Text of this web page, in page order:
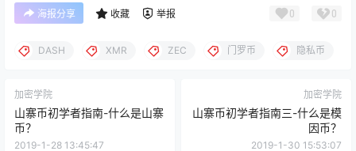
海报分享 收藏 举报 0 0
DASH XMR ZEC 门罗币 隐私币
加密学院
山寨币初学者指南-什么是山寨
币？
2019-1-28 13:45:47
加密学院
山寨币初学者指南三-什么是模
因币？
2019-1-30 15:53:07